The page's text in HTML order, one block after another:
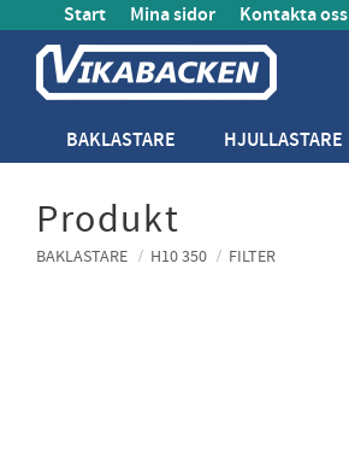
Start Mina sidor Kontakta oss
BAKLASTARE HJULLASTARE
Produkt
BAKLASTARE H10 350 FILTER